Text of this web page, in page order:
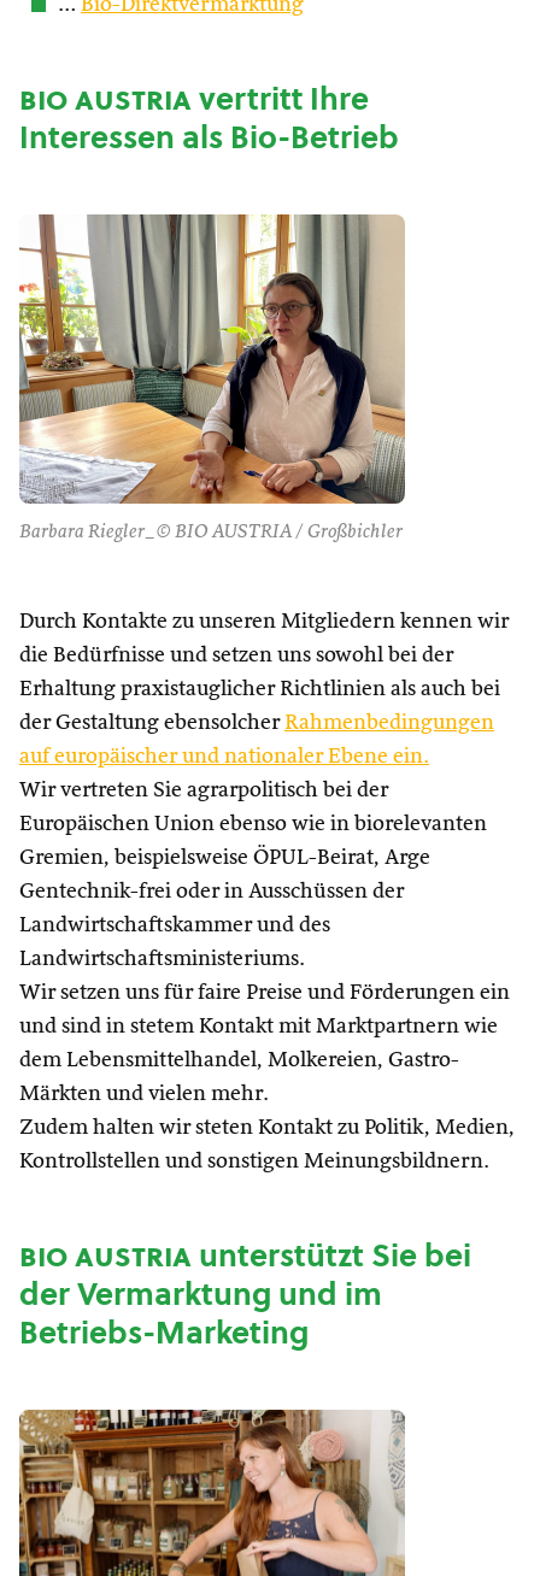
… Bio-Direktvermarktung
bio austriavertritt Ihre
Interessen als Bio-Betrieb
Barbara Riegler_© BIO AUSTRIA / Großbichler
Durch Kontakte zu unseren Mitgliedern kennen wir
die Bedürfnisse und setzen uns sowohl bei der
Erhaltung praxistauglicher Richtlinien als auch bei
der Gestaltung ebensolcher Rahmenbedingungen
auf europäischer und nationaler Ebene ein.
Wir vertreten Sie agrarpolitisch bei der
Europäischen Union ebenso wie in biorelevanten
Gremien, beispielsweise ÖPUL-Beirat, Arge
Gentechnik-frei oder in Ausschüssen der
Landwirtschaftskammer und des
Landwirtschaftsministeriums.
Wir setzen uns für faire Preise und Förderungen ein
und sind in stetem Kontakt mit Marktpartnern wie
dem Lebensmittelhandel, Molkereien, Gastro-
Märkten und vielen mehr.
Zudem halten wir steten Kontakt zu Politik, Medien,
Kontrollstellen und sonstigen Meinungsbildnern.
bio austriaunterstützt Sie bei
der Vermarktung und im
Betriebs-Marketing